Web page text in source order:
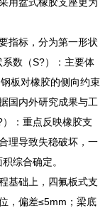
指标，分为第一形状
数（S?）：主要体
板对橡胶的侧向约束
国内外研究成果与工
：重点反映橡胶支
理导致失稳破坏，一
综合确定。
基础上，四氟板式支
，偏差≤5mm；梁底